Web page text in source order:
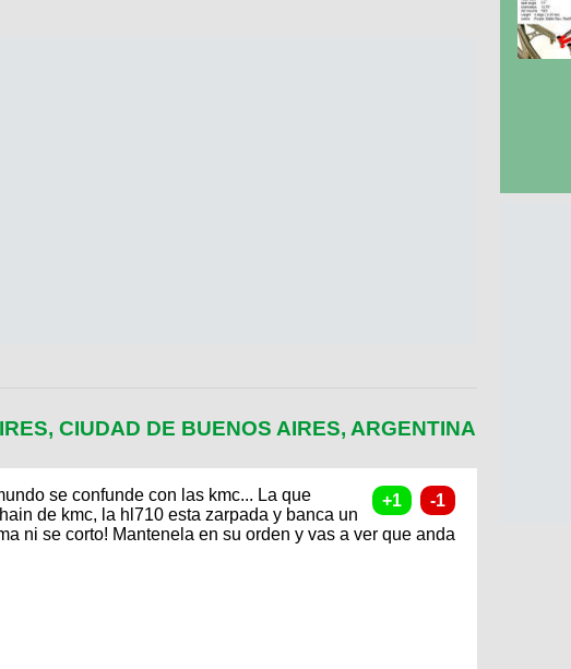
CIUDAD DE BUENOS AIRES, ARGENTINA
se confunde con las kmc... La que
de kmc, la hl710 esta zarpada y banca un
ni se corto! Mantenela en su orden y vas a ver que anda